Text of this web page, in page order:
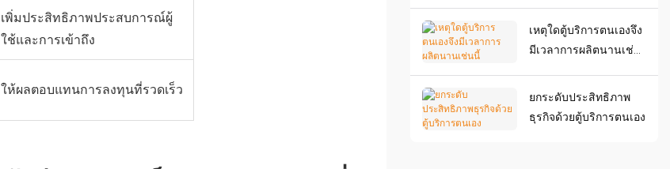
เพิ่มประสิทธิภาพประสบการณ์ผู้
ใช้และการเข้าถึง
ให้ผลตอบแทนการลงทุนที่รวดเร็ว
อะไร
เหตุใดตู้บริการตนเองจึง
มีเวลาการผลิตนานเช่น
ยกระดับประสิทธิภาพ
ธุรกิจด้วยตู้บริการตนเอง